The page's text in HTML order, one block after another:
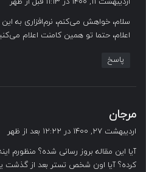
:
سلام، خواهش می‌کنم، نرم‌افزاری به
اعلام، حتما تو همین کامنت اعلام
پاسخ
مرجان
:
اردیبهشت ۲۷, ۱۴۰۰ در ۱۲:۲۲ بعد از ظهر
آیا این مقاله بروز رسانی شده؟ منظورم
کرده؟ آیا اون شخص تستر بعد از گذشت